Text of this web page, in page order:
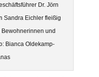
Dr. Jörn
Sandra Eichler fleißig
Bewohnerinnen und
Bianca Oldekamp-